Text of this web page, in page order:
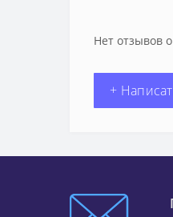
Нет отзывов
+